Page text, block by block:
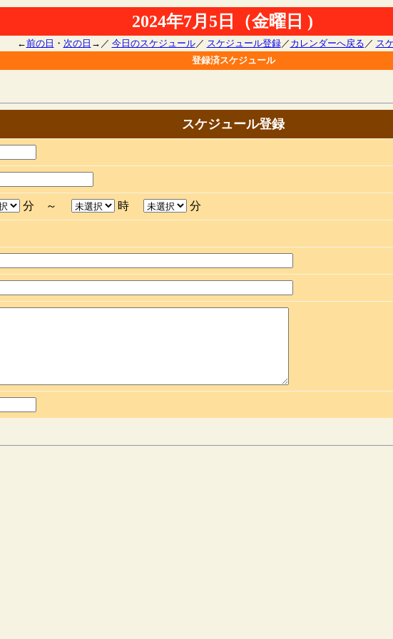
2024年7月5日（金曜日 )
←前の日 ・ 次の日 →／ 今日のスケジュール／ スケジュール登録／ カレンダーへ戻る ／ ス
登録済スケジュール
スケジュール登録
分 ～ 時 分